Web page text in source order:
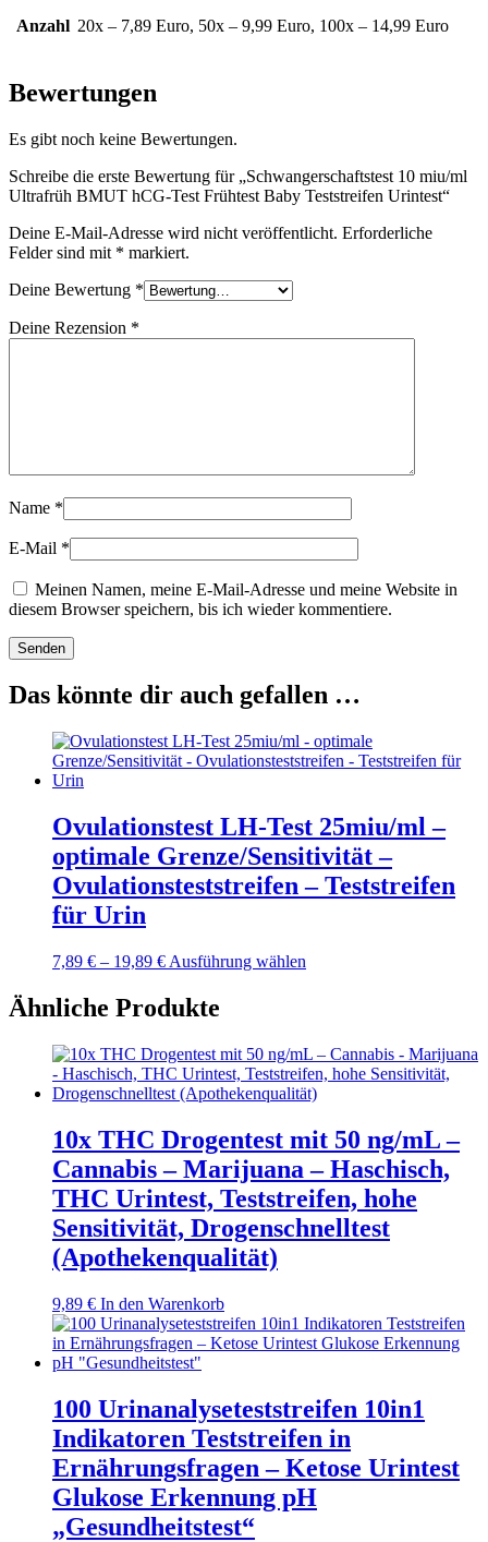
Anzahl 20x – 7,89 Euro, 50x – 9,99 Euro, 100x – 14,99 Euro
Bewertungen
Es gibt noch keine Bewertungen.
Schreibe die erste Bewertung für „Schwangerschaftstest 10 miu/ml
Ultrafrüh BMUT hCG-Test Frühtest Baby Teststreifen Urintest“
Deine E-Mail-Adresse wird nicht veröffentlicht. Erforderliche
Felder sind mit * markiert.
Deine Bewertung *
Deine Rezension *
Name *
E-Mail *
Meinen Namen, meine E-Mail-Adresse und meine Website in
diesem Browser speichern, bis ich wieder kommentiere.
Das könnte dir auch gefallen …
Ovulationstest LH-Test 25miu/ml –
optimale Grenze/Sensitivität –
Ovulationsteststreifen – Teststreifen
für Urin
7,89 € – 19,89 €Preisspanne:
bis
19,89 €
Ausführung wählen
auf.
Die
Optionen
auf
der
Produktseite
gewählt
werden
Ähnliche Produkte
10x THC Drogentest mit 50 ng/mL –
Cannabis – Marijuana – Haschisch,
THC Urintest, Teststreifen, hohe
Sensitivität, Drogenschnelltest
(Apothekenqualität)
9,89 € In den Warenkorb
100 Urinanalyseteststreifen 10in1
Indikatoren Teststreifen in
Ernährungsfragen – Ketose Urintest
Glukose Erkennung pH
„Gesundheitstest“